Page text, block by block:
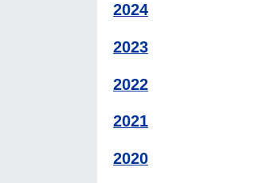
2024
2023
2022
2021
2020